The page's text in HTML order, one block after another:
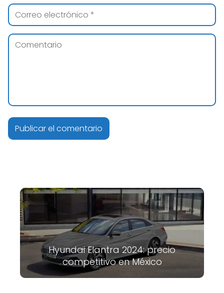
Hyundai Elantra 2024: precio
competitivo en México